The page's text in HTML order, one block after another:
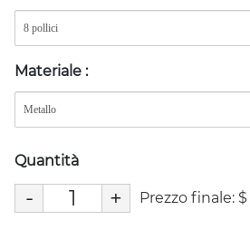
Materiale :
Quantità
- + Prezzo finale: $